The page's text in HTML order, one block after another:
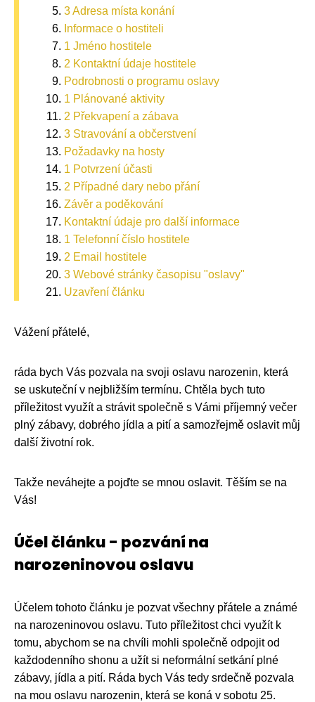
3 Adresa místa konání
Informace o hostiteli
1 Jméno hostitele
2 Kontaktní údaje hostitele
Podrobnosti o programu oslavy
1 Plánované aktivity
2 Překvapení a zábava
3 Stravování a občerstvení
Požadavky na hosty
1 Potvrzení účasti
2 Případné dary nebo přání
Závěr a poděkování
Kontaktní údaje pro další informace
1 Telefonní číslo hostitele
2 Email hostitele
3 Webové stránky časopisu "oslavy"
Uzavření článku
Vážení přátelé,
ráda bych Vás pozvala na svoji oslavu narozenin, která
se uskuteční v nejbližším termínu. Chtěla bych tuto
příležitost využít a strávit společně s Vámi příjemný večer
plný zábavy, dobrého jídla a pití a samozřejmě oslavit můj
další životní rok.
Takže neváhejte a pojďte se mnou oslavit. Těším se na
Vás!
Účel článku - pozvání na
narozeninovou oslavu
Účelem tohoto článku je pozvat všechny přátele a známé
na narozeninovou oslavu. Tuto příležitost chci využít k
tomu, abychom se na chvíli mohli společně odpojit od
každodenního shonu a užít si neformální setkání plné
zábavy, jídla a pití. Ráda bych Vás tedy srdečně pozvala
na mou oslavu narozenin, která se koná v sobotu 25.